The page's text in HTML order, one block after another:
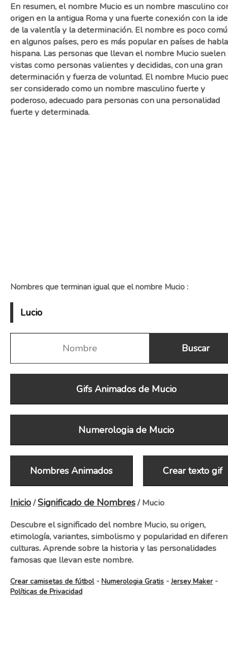
En resumen, el nombre Mucio es un nombre masculino
origen en la antigua Roma y una fuerte conexión con la
de la valentía y la determinación. El nombre es poco
en algunos países, pero es más popular en países de habla
hispana. Las personas que llevan el nombre Mucio suelen
vistas como personas valientes y decididas, con una gran
determinación y fuerza de voluntad. El nombre Mucio
ser considerado como un nombre masculino fuerte y
poderoso, adecuado para personas con una personalidad
fuerte y determinada.
Nombres que terminan igual que el nombre Mucio :
Lucio
Gifs Animados de Mucio
Numerologia de Mucio
Nombres Animados Crear texto gif
Inicio/Significado de Nombres/ Mucio
Descubre el significado del nombre Mucio, su origen,
etimología, variantes, simbolismo y popularidad en
culturas. Aprende sobre la historia y las personalidades
famosas que llevan este nombre.
Crear camisetas de fútbol- Numerologia Gratis -Jersey Maker-
Políticas de Privacidad